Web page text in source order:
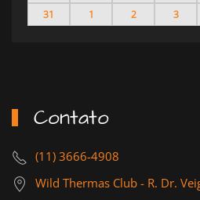
31
1 2 3
Contato
(11) 3666-4908
Wild Thermas Club - R. Dr.